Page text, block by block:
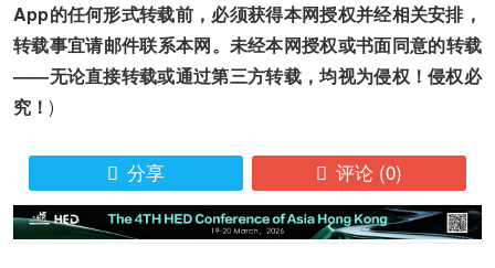
App的任何形式转载前，必须获得本网授权并经相关安排，
转载事宜请邮件联系本网。未经本网授权或书面同意的转载
——无论直接转载或通过第三方转载，均视为侵权！侵权必
究！)
 分享  评论 (0)